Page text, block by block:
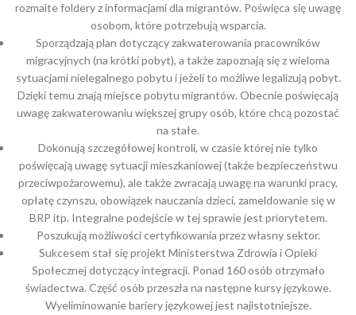
rozmaite foldery z informacjami dla migrantów. Poświęca się uwagę
osobom, które potrzebują wsparcia.
Sporządzają plan dotyczący zakwaterowania pracowników
migracyjnych (na krótki pobyt), a także zapoznają się z wieloma
sytuacjami nielegalnego pobytu i jeżeli to możliwe legalizują pobyt.
Dzięki temu znają miejsce pobytu migrantów. Obecnie poświęcają
uwagę zakwaterowaniu większej grupy osób, które chcą pozostać
na stałe.
Dokonują szczegółowej kontroli, w czasie której nie tylko
poświęcają uwagę sytuacji mieszkaniowej (także bezpieczeństwu
przeciwpożarowemu), ale także zwracają uwagę na warunki pracy,
opłatę czynszu, obowiązek nauczania dzieci, zameldowanie się w
BRP itp. Integralne podejście w tej sprawie jest priorytetem.
Poszukują możliwości certyfikowania przez własny sektor.
Sukcesem stał się projekt Ministerstwa Zdrowia i Opieki
Społecznej dotyczący integracji. Ponad 160 osób otrzymało
świadectwa. Część osób przeszła na następne kursy językowe.
Wyeliminowanie bariery językowej jest najistotniejsze.